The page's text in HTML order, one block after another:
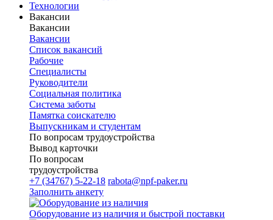
Технологии
Вакансии
Вакансии
Вакансии
Список вакансий
Рабочие
Специалисты
Руководители
Cоциальная политика
Система заботы
Памятка соискателю
Выпускникам и студентам
По вопросам трудоустройства
Вывод карточки
По вопросам
трудоустройства
+7 (34767) 5-22-18 rabota@npf-paker.ru
Заполнить анкету
Оборудование из наличия и быстрой поставки